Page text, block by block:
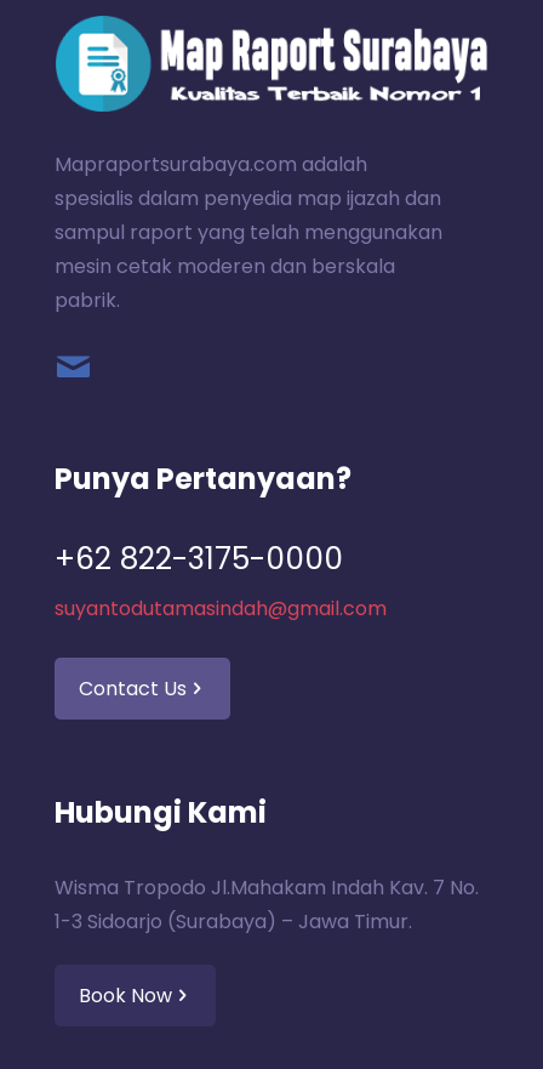
Mapraportsurabaya.com adalah
spesialis dalam penyedia map ijazah dan
sampul raport yang telah menggunakan
mesin cetak moderen dan berskala
pabrik.
Punya Pertanyaan?
+62 822-3175-0000
suyantodutamasindah@gmail.com
Contact Us
Hubungi Kami
Wisma Tropodo Jl.Mahakam Indah Kav. 7 No.
1-3 Sidoarjo (Surabaya) – Jawa Timur.
Book Now